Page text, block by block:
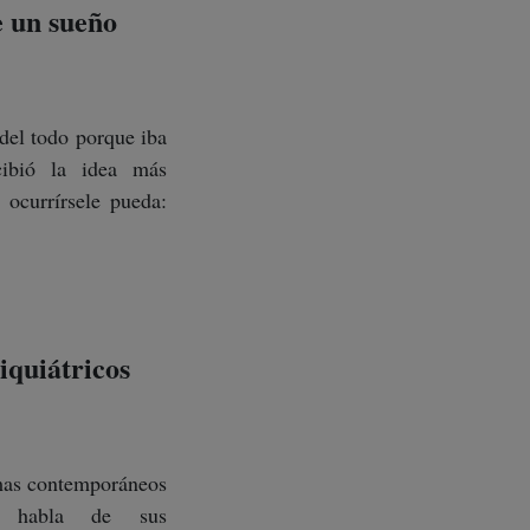
sueño
todo porque iba
la idea más
pueda:
contemporáneos
de sus